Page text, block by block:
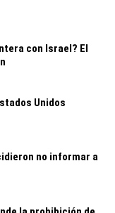
con Israel? El
Unidos
no informar a